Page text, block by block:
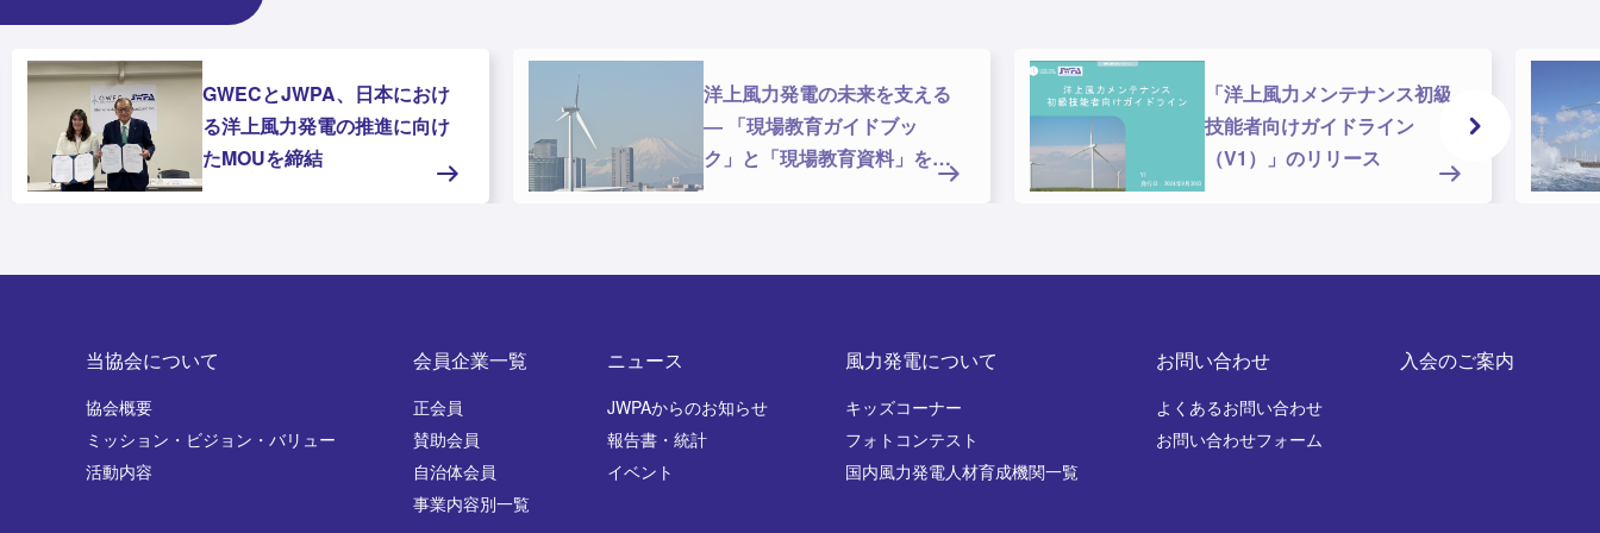
GWECとJWPA、日本におけ
る洋上風力発電の推進に向け
たMOUを締結
洋上風力発電の未来を支える
― 「現場教育ガイドブッ
ク」と「現場教育資料」を公
「洋上風力メンテナンス初級
技能者向けガイドライン
（V1）」のリリース
当協会について
協会概要
ミッション・ビジョン・バリュー
活動内容
会員企業一覧
正会員
賛助会員
自治体会員
事業内容別一覧
ニュース
JWPAからのお知らせ
報告書・統計
イベント
風力発電について
キッズコーナー
フォトコンテスト
国内風力発電人材育成機関一覧
お問い合わせ
よくあるお問い合わせ
お問い合わせフォーム
入会のご案内